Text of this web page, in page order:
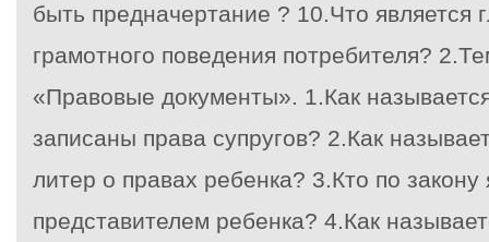
быть предначертание ? 10.Что является
грамотного поведения потребителя?
«Правовые документы». 1.Как
записаны права супругов? 2.Как
литер о правах ребенка? 3.Кто по закону
представителем ребенка? 4.Как